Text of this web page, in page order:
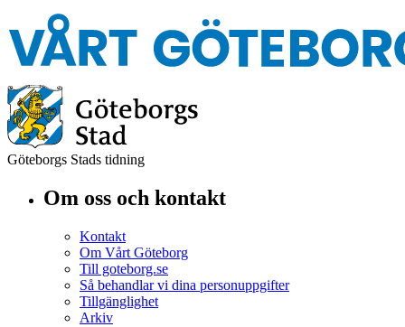
Göteborgs Stads tidning
Om oss och kontakt
Kontakt
Om Vårt Göteborg
Till goteborg.se
Så behandlar vi dina personuppgifter
Tillgänglighet
Arkiv